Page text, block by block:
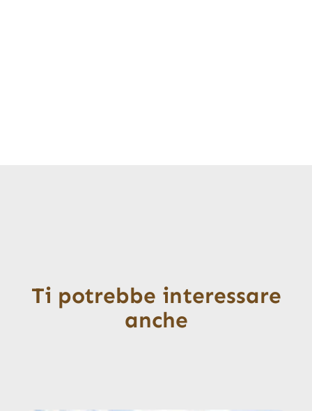
Ti potrebbe interessare
anche